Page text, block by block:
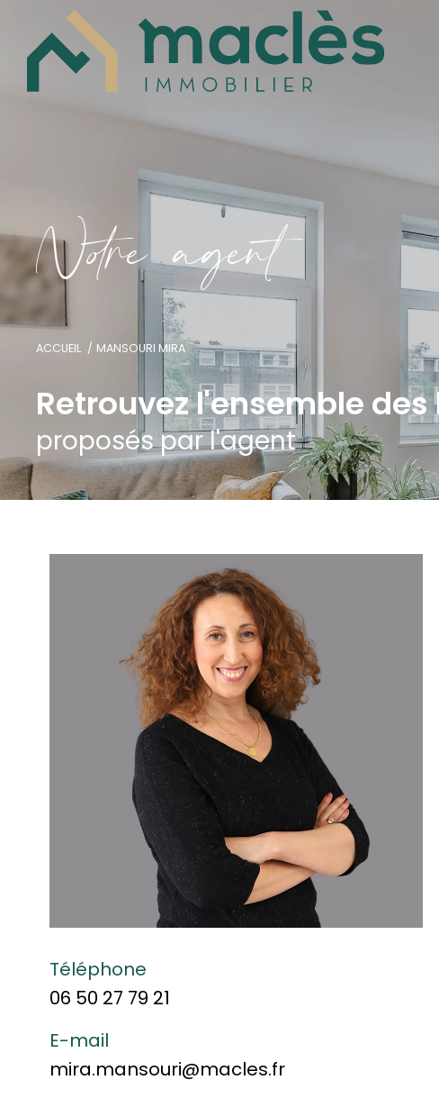
Nore agent
ACCUEIL MANSOURI MIRA
Retrouvez l'ensemble des
proposés par l'agent
Téléphone
06 50 27 79 21
E-mail
mira.mansouri@macles.fr